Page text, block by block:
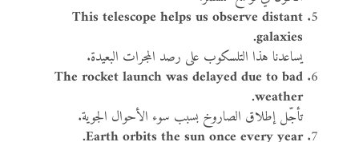
This telescope helps us observe distant
galaxies.
يساعدنا هذا التلسكوب على رصد المجرات البعيدة.
The rocket launch was delayed due to bad
weather.
تأجّل إطلاق الصاروخ بسبب سوء الأحوال الجوية.